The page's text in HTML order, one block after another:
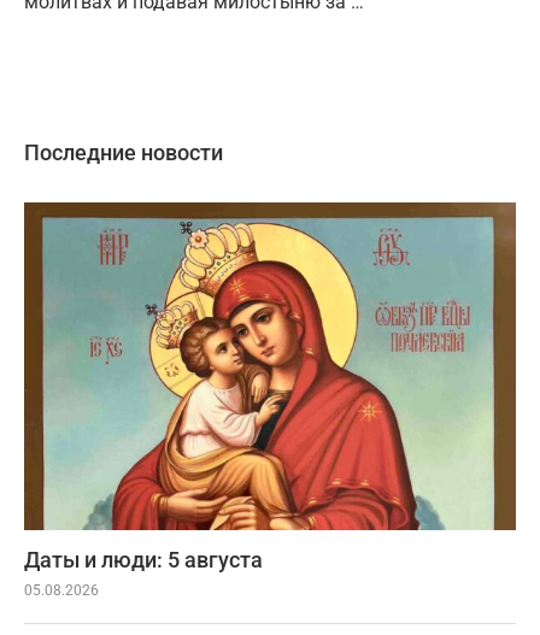
Последние новости
Даты и люди: 5 августа
05.08.2026